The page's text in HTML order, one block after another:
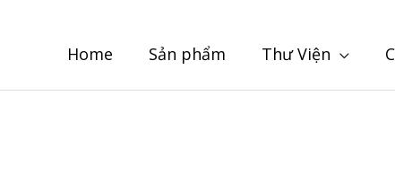
Home Sản phẩm Thư Viện